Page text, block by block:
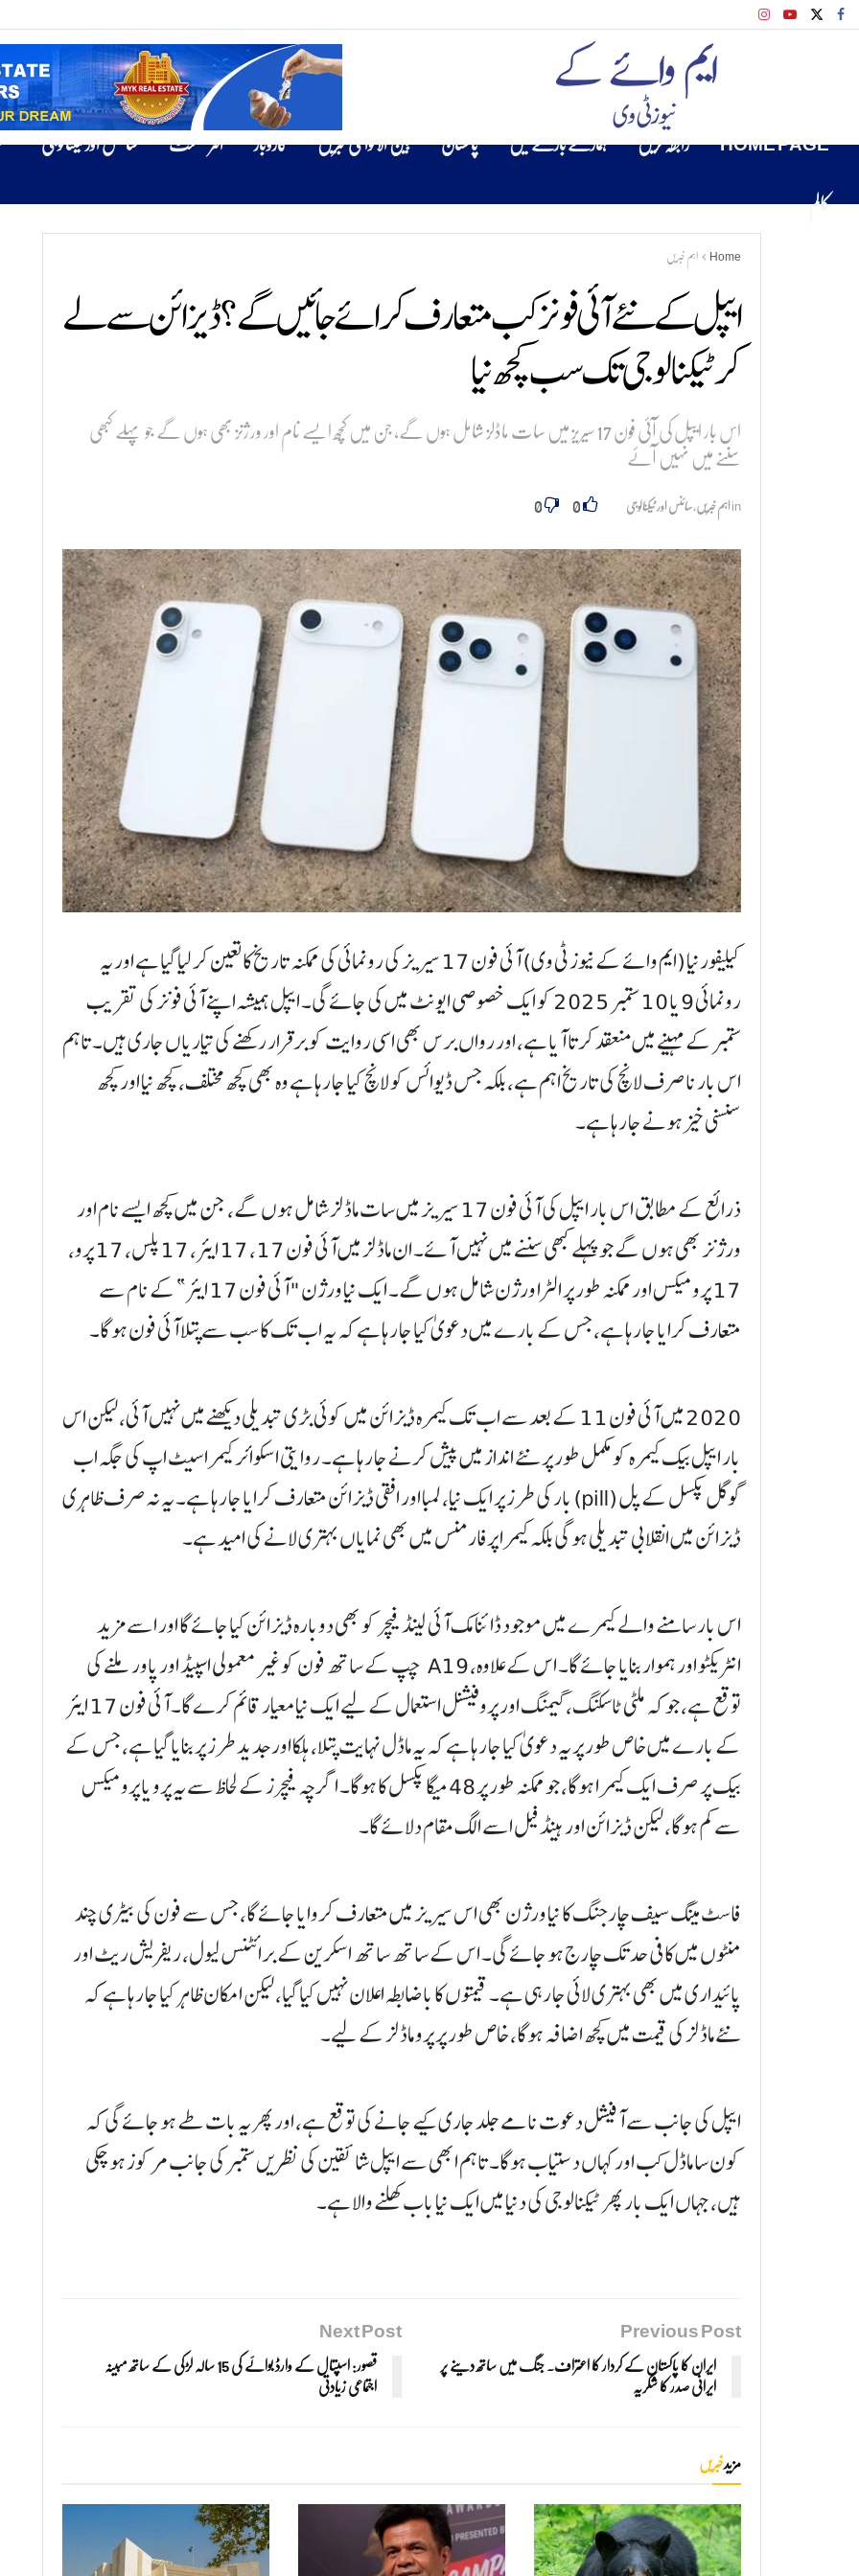
HOME PAGE رابطہ کریں ہمارے بارے میں پاکستان بین الاقوامی خبریں کاروبار انٹرٹینمنٹ سائنس اور ٹیکنالوجی
کالم
Home اہم خبریں
ایپل کے نئے آئی فونز کب متعارف کرائے جائیں گے؟ڈیزائن سے لے
کر ٹیکنالوجی تک سب کچھ نیا
اس بار ایپل کی آئی فون 17 سیریز میں سات ماڈلز شامل ہوں گے، جن میں کچھ ایسے نام اور ورژنز بھی ہوں گے جو پہلے کبھی
سننے میں نہیں آئے
in اہم خبریں,سائنس اور ٹیکنالوجی 0
0
کیلیفورنیا (ایم وائے کے نیوز ٹی وی) آئی فون 17 سیریز کی رونمائی کی ممکنہ تاریخ کا تعین کر لیا گیا ہے اور یہ
رونمائی 9 یا 10 ستمبر 2025 کو ایک خصوصی ایونٹ میں کی جائے گی۔ ایپل ہمیشہ اپنے آئی فونز کی تقریب
ستمبر کے مہینے میں منعقد کرتا آیا ہے، اور رواں برس بھی اسی روایت کو برقرار رکھنے کی تیاریاں جاری ہیں۔ تاہم
اس بار ناصرف لانچ کی تاریخ اہم ہے، بلکہ جس ڈیوائس کو لانچ کیا جا رہا ہے وہ بھی کچھ مختلف، کچھ نیا اور کچھ
سنسنی خیز ہونے جا رہا ہے۔
ذرائع کے مطابق اس بار ایپل کی آئی فون 17 سیریز میں سات ماڈلز شامل ہوں گے، جن میں کچھ ایسے نام اور
ورژنز بھی ہوں گے جو پہلے کبھی سننے میں نہیں آئے۔ ان ماڈلز میں آئی فون 17، 17 ایئر، 17 پلس، 17 پرو،
17 پرو میکس اور ممکنہ طور پر الٹرا ورژن شامل ہوں گے۔ ایک نیا ورژن "آئی فون 17 ایئر” کے نام سے
متعارف کرایا جا رہا ہے، جس کے بارے میں دعویٰ کیا جا رہا ہے کہ یہ اب تک کا سب سے پتلا آئی فون ہو گا۔
2020 میں آئی فون 11 کے بعد سے اب تک کیمرہ ڈیزائن میں کوئی بڑی تبدیلی دیکھنے میں نہیں آئی، لیکن اس
بار ایپل بیک کیمرہ کو مکمل طور پر نئے انداز میں پیش کرنے جا رہا ہے۔ روایتی اسکوائر کیمرا سیٹ اپ کی جگہ اب
گوگل پکسل کے پل (pill) بار کی طرز پر ایک نیا، لمبا اور افقی ڈیزائن متعارف کرایا جا رہا ہے۔ یہ نہ صرف ظاہری
ڈیزائن میں انقلابی تبدیلی ہو گی بلکہ کیمرا پرفارمنس میں بھی نمایاں بہتری لانے کی امید ہے۔
اس بار سامنے والے کیمرے میں موجود ڈائنامک آئی لینڈ فیچر کو بھی دوبارہ ڈیزائن کیا جائے گا اور اسے مزید
انٹریکٹو اور ہموار بنایا جائے گا۔ اس کے علاوہ، A19 چپ کے ساتھ فون کو غیر معمولی اسپیڈ اور پاور ملنے کی
توقع ہے، جو کہ ملٹی ٹاسکنگ، گیمنگ اور پروفیشنل استعمال کے لیے ایک نیا معیار قائم کرے گا۔ آئی فون 17 ایئر
کے بارے میں خاص طور پر یہ دعویٰ کیا جا رہا ہے کہ یہ ماڈل نہایت پتلا، ہلکا اور جدید طرز پر بنایا گیا ہے، جس کے
بیک پر صرف ایک کیمرا ہوگا، جو ممکنہ طور پر 48 میگا پکسل کا ہوگا۔ اگرچہ فیچرز کے لحاظ سے یہ پرو یا پرو میکس
سے کم ہوگا، لیکن ڈیزائن اور ہینڈ فیل اسے الگ مقام دلائے گا۔
فاسٹ میگ سیف چارجنگ کا نیا ورژن بھی اس سیریز میں متعارف کروایا جائے گا، جس سے فون کی بیٹری چند
منٹوں میں کافی حد تک چارج ہو جائے گی۔ اس کے ساتھ ساتھ اسکرین کے برائٹنس لیول، ریفریش ریٹ اور
پائیداری میں بھی بہتری لائی جا رہی ہے۔ قیمتوں کا باضابطہ اعلان نہیں کیا گیا، لیکن امکان ظاہر کیا جا رہا ہے کہ
نئے ماڈلز کی قیمت میں کچھ اضافہ ہوگا، خاص طور پر پرو ماڈلز کے لیے۔
ایپل کی جانب سے آفیشل دعوت نامے جلد جاری کیے جانے کی توقع ہے، اور پھر یہ بات طے ہو جائے گی کہ
کون سا ماڈل کب اور کہاں دستیاب ہوگا۔ تاہم ابھی سے ایپل شائقین کی نظریں ستمبر کی جانب مرکوز ہو چکی
ہیں، جہاں ایک بار پھر ٹیکنالوجی کی دنیا میں ایک نیا باب کھلنے والا ہے۔
Previous Post
ایران کا پاکستان کے کردار کا اعتراف۔ جنگ میں ساتھ دینے پر
ایرانی صدر کا شکریہ
Next Post
قصور: اسپتال کے وارڈ بوائے کی 15 سالہ لڑکی کے ساتھ مبینہ
اجتماعی زیادتی
مزیدخبریں